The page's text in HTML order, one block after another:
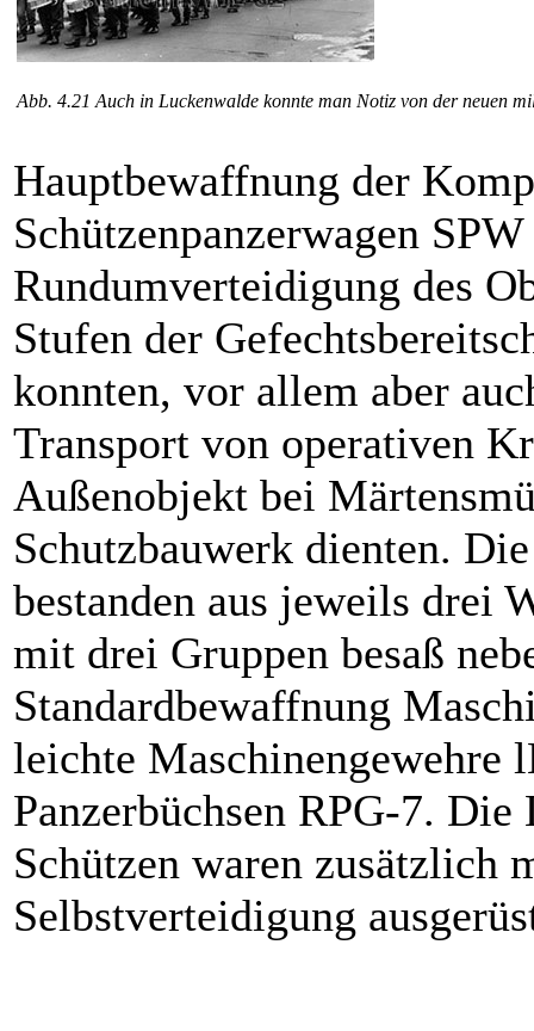
Abb. 4.21 Auch in Luckenwalde konnte man Notiz von der neuen
Hauptbewaffnung der
Schützenpanzerwagen
Rundumverteidigung des
Stufen der
konnten, vor allem aber
Transport von operativen
Außenobjekt bei
Schutzbauwerk dienten.
bestanden aus jeweils drei
mit drei Gruppen besaß
Standardbewaffnung
leichte Maschinengewehre
Panzerbüchsen RPG-7.
Schützen waren zusätzlich
Selbstverteidigung